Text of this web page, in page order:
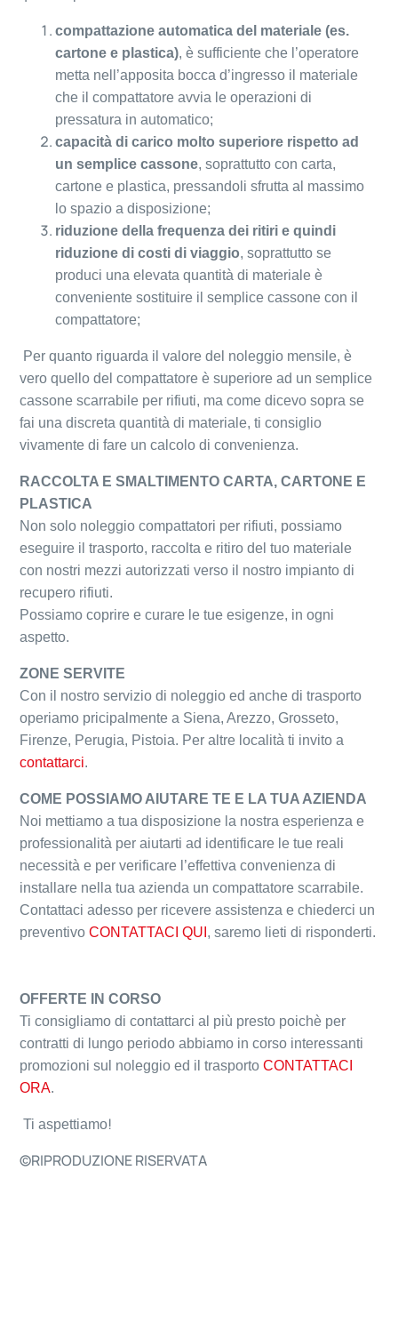
compattazione automatica del materiale (es.
cartone e plastica), è sufficiente che l’operatore
metta nell’apposita bocca d’ingresso il materiale
che il compattatore avvia le operazioni di
pressatura in automatico;
capacità di carico molto superiore rispetto ad
un semplice cassone, soprattutto con carta,
cartone e plastica, pressandoli sfrutta al massimo
lo spazio a disposizione;
riduzione della frequenza dei ritiri e quindi
riduzione di costi di viaggio, soprattutto se
produci una elevata quantità di materiale è
conveniente sostituire il semplice cassone con il
compattatore;
Per quanto riguarda il valore del noleggio mensile, è
vero quello del compattatore è superiore ad un semplice
cassone scarrabile per rifiuti, ma come dicevo sopra se
fai una discreta quantità di materiale, ti consiglio
vivamente di fare un calcolo di convenienza.
RACCOLTA E SMALTIMENTO CARTA, CARTONE E
PLASTICA
Non solo noleggio compattatori per rifiuti, possiamo
eseguire il trasporto, raccolta e ritiro del tuo materiale
con nostri mezzi autorizzati verso il nostro impianto di
recupero rifiuti.
Possiamo coprire e curare le tue esigenze, in ogni
aspetto.
ZONE SERVITE
Con il nostro servizio di noleggio ed anche di trasporto
operiamo pricipalmente a Siena, Arezzo, Grosseto,
Firenze, Perugia, Pistoia. Per altre località ti invito a
contattarci.
COME POSSIAMO AIUTARE TE E LA TUA AZIENDA
Noi mettiamo a tua disposizione la nostra esperienza e
professionalità per aiutarti ad identificare le tue reali
necessità e per verificare l’effettiva convenienza di
installare nella tua azienda un compattatore scarrabile.
Contattaci adesso per ricevere assistenza e chiederci un
preventivoCONTATTACI QUI , saremo lieti di risponderti.
OFFERTE IN CORSO
Ti consigliamo di contattarci al più presto poichè per
contratti di lungo periodo abbiamo in corso interessanti
promozioni sul noleggio ed il trasportoCONTATTACI
ORA.
Ti aspettiamo!
©RIPRODUZIONE RISERVATA